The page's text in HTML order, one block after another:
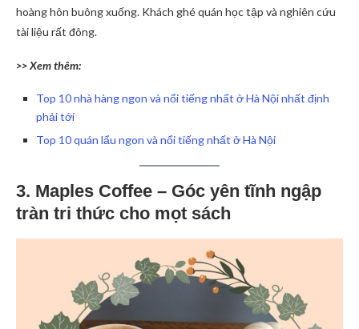
hoàng hôn buông xuống. Khách ghé quán học tập và nghiên cứu
tài liệu rất đông.
>> Xem thêm:
Top 10 nhà hàng ngon và nổi tiếng nhất ở Hà Nội nhất định
phải tới
Top 10 quán lẩu ngon và nổi tiếng nhất ở Hà Nội
3. Maples Coffee – Góc yên tĩnh ngập
tràn tri thức cho mọt sách